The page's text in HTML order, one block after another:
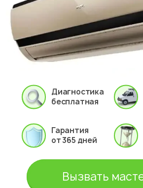
Диагностика
бесплатная
Гарантия
от 365 дней
Вызвать